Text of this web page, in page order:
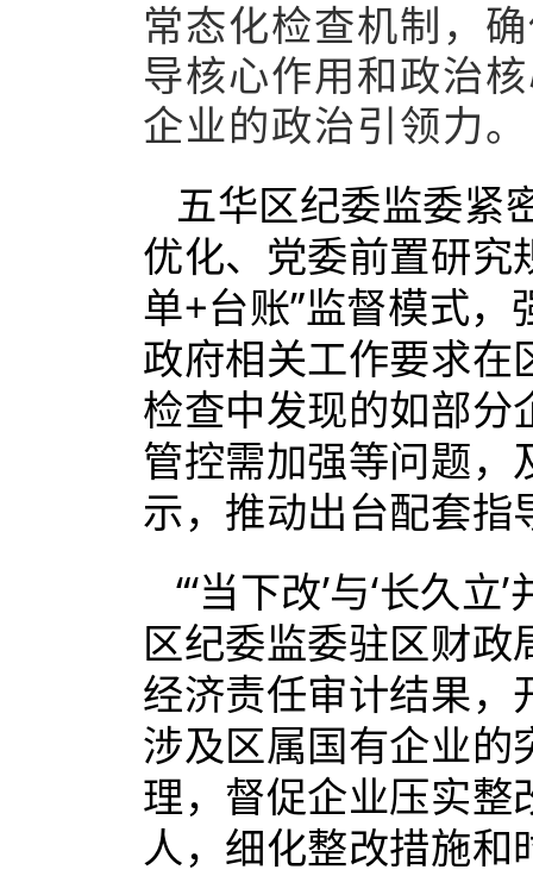
常态化检查机制，
导核心作用和政治
企业的政治引领力。
五华区纪委监委紧
优化、党委前置研究
单+台账”监督模式
政府相关工作要求在
检查中发现的如部分
管控需加强等问题，
示，推动出台配套指
“‘当下改’与‘长久
区纪委监委驻区财
经济责任审计结果，
涉及区属国有企业的
理，督促企业压实整
人，细化整改措施